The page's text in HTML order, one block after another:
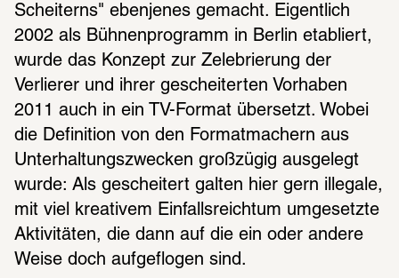
Scheiterns" ebenjenes gemacht. Eigentlich
2002 als Bühnenprogramm in Berlin etabliert,
wurde das Konzept zur Zelebrierung der
Verlierer und ihrer gescheiterten Vorhaben
2011 auch in ein TV-Format übersetzt. Wobei
die Definition von den Formatmachern aus
Unterhaltungszwecken großzügig ausgelegt
wurde: Als gescheitert galten hier gern illegale,
mit viel kreativem Einfallsreichtum umgesetzte
Aktivitäten, die dann auf die ein oder andere
Weise doch aufgeflogen sind.